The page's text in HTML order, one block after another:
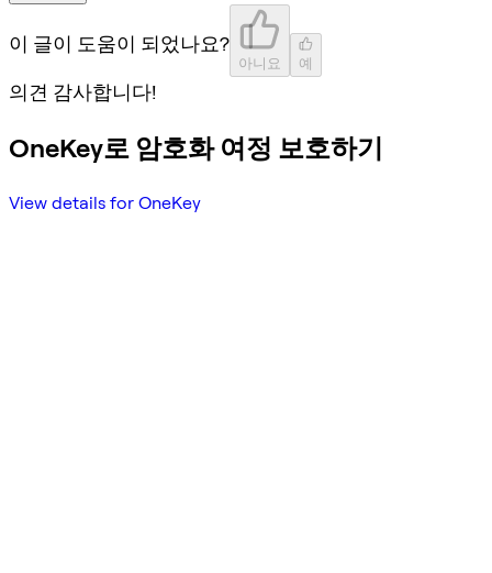
이 글이 도움이 되었나요?
아니요 예
의견 감사합니다!
OneKey로 암호화 여정 보호하기
View details for OneKey